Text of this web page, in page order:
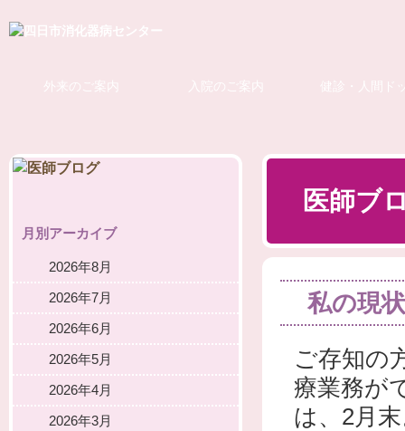
外来のご案内 入院のご案内 健診・人間ド
医師ブ
私の現状
ご存知の
療業務が
は、2月
月別アーカイブ
2026年8月
2026年7月
2026年6月
2026年5月
2026年4月
2026年3月